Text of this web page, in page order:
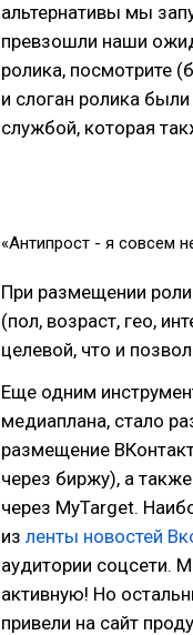
альтернативы мы
превзошли наши
ролика, посмотрите
и слоган ролика
службой, которая
«Антипрост - я совсем
При размещении
(пол, возраст, гео,
целевой, что и
Еще одним
медиаплана, стало
размещение
через биржу), а
через MyTarget.
из ленты новостей
аудитории соцсети.
активную! Но
привели на сайт